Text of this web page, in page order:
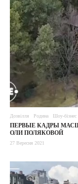
Дозвілля Родина Шоу-бізнес
ПЕРВЫЕ КАДРЫ
ОЛИ ПОЛЯКОВОЙ
27 Вересня 2021